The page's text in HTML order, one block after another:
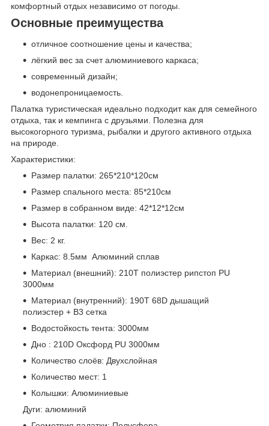
комфортный отдых независимо от погоды.
Основные преимущества
отличное соотношение цены и качества;
лёгкий вес за счет алюминиевого каркаса;
современный дизайн;
водонепроницаемость.
Палатка туристическая идеально подходит как для семейного
отдыха, так и кемпинга с друзьями. Полезна для
высокогорного туризма, рыбалки и другого активного отдыха
на природе.
Характеристики:
Размер палатки: 265*210*120см
Размер спального места: 85*210см
Размер в собранном виде: 42*12*12см
Высота палатки: 120 см.
Вес: 2 кг.
Каркас: 8.5мм Алюминий сплав
Материал (внешний): 210Т полиэстер рипстоп PU
3000мм
Материал (внутренний): 190Т 68D дышащий
полиэстер + В3 сетка
Водостойкость тента: 3000мм
Дно : 210D Оксфорд PU 3000мм
Количество слоёв: Двухслойная
Количество мест: 1
Колышки: Алюминиевые
Дуги: алюминий